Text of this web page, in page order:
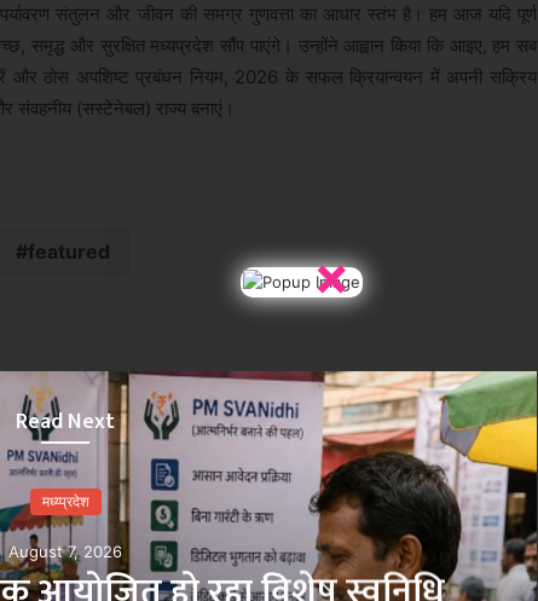
पर्यावरण संतुलन और जीवन की समग्र गुणवत्ता का आधार स्तंभ है। हम आज यदि पूर्ण
समृद्ध और सुरक्षित मध्यप्रदेश सौंप पाएंगे। उन्होंने आह्वान किया कि आइए, हम सब
और ठोस अपशिष्ट प्रबंधन नियम, 2026 के सफल क्रियान्वयन में अपनी सक्रिय
संवहनीय (सस्टेनेबल) राज्य बनाएं।
featured
Read Next
मध्य्प्रदेश
August 7, 2026
×